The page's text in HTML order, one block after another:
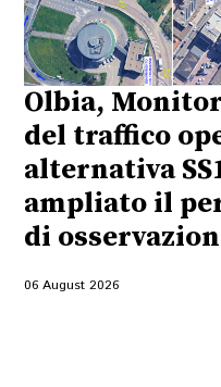
Olbia,
del traffico
alternativa
ampliato il
di
06 August 2026